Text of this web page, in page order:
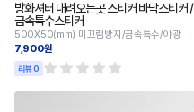
방화셔터 내려오는곳 스티커 바닥스티커 /
금속특수스티커
500X50(mm) 미끄럼방지/금속특수/야광
7,900원
리뷰 0